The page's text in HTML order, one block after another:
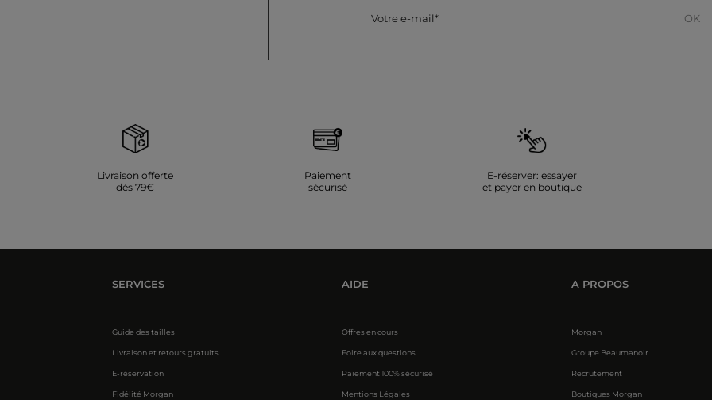
Votre e-mail OK
Livraison offerte
dès 79€
Paiement
sécurisé
E-réserver: essayer
et payer en boutique
SERVICES
Guide des tailles
Livraison et retours gratuits
E-réservation
Fidélité Morgan
AIDE
Offres en cours
Foire aux questions
Paiement 100% sécurisé
Mentions Légales
A PROPOS
Morgan
Groupe Beaumanoir
Recrutement
Boutiques Morgan